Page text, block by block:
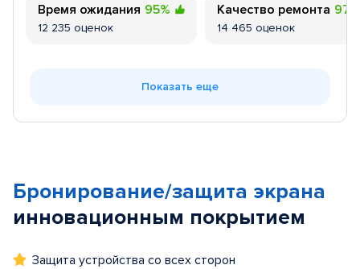
Время ожидания 95%
12 235 оценок
Качество ремонта 97%
14 465 оценок
Показать еще
Бронирование/защита экрана
инновационным покрытием
Защита устройства со всех сторон